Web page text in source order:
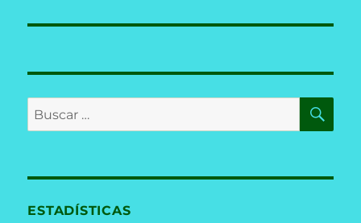
Buscar
por:
ESTADÍSTICAS